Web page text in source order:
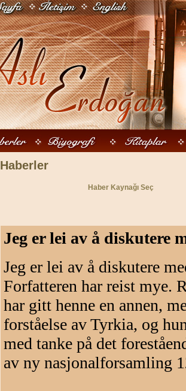
Haberler
Haber Kaynağı Seç
Jeg er lei av å diskutere
Jeg er lei av å diskutere
Forfatteren har reist mye.
har gitt henne en annen,
forståelse av Tyrkia, og
med tanke på det
av ny nasjonalforsamling